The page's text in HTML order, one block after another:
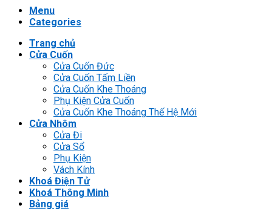
Menu
Categories
Trang chủ
Cửa Cuốn
Cửa Cuốn Đức
Cửa Cuốn Tấm Liền
Cửa Cuốn Khe Thoáng
Phụ Kiện Cửa Cuốn
Cửa Cuốn Khe Thoáng Thế Hệ Mới
Cửa Nhôm
Cửa Đi
Cửa Sổ
Phụ Kiện
Vách Kính
Khoá Điện Tử
Khoá Thông Minh
Bảng giá